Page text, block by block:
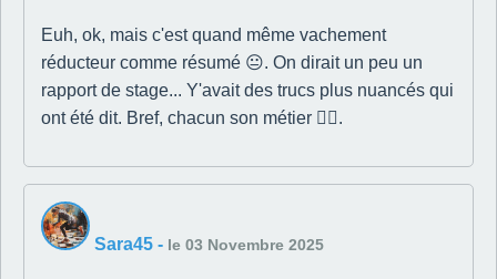
Euh, ok, mais c'est quand même vachement
réducteur comme résumé 😐. On dirait un peu un
rapport de stage... Y'avait des trucs plus nuancés qui
ont été dit. Bref, chacun son métier 👩‍⚖️.
Sara45 - le 03 Novembre 2025